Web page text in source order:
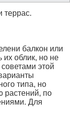
террас.
балкон или
их облик, но не
советами этой
типа, но
растений, по
Для